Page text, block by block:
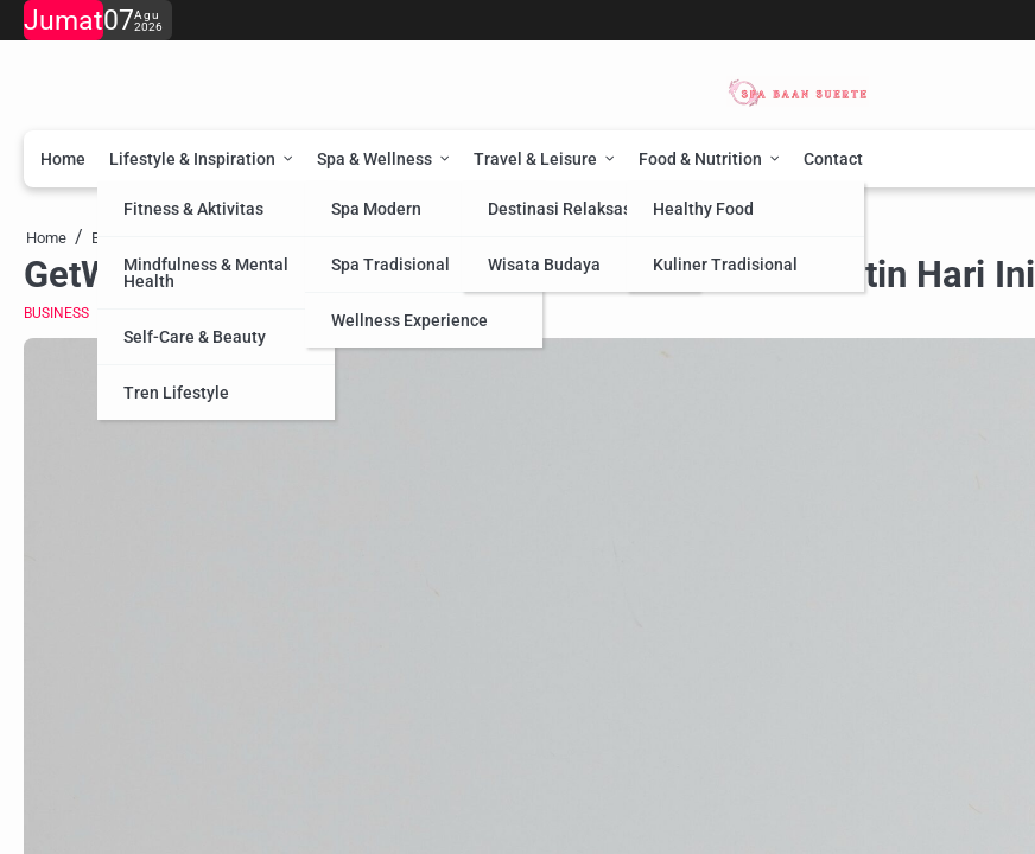
Skip
to
Jumat07Agu
2026
Home Lifestyle & Inspiration
Fitness & Aktivitas
Mindfulness & Mental
Health
Self-Care & Beauty
Tren Lifestyle
Spa & Wellness
Spa Modern
Spa Tradisional
Wellness Experience
Travel & Leisure
Destinasi Relaksasi
Wisata Budaya
Food & Nutrition
Healthy Food
Kuliner Tradisional
Contact
Home Business
GetWildfulness.com: Cara Temukan Kedamaian Batin Hari Ini
BUSINESS